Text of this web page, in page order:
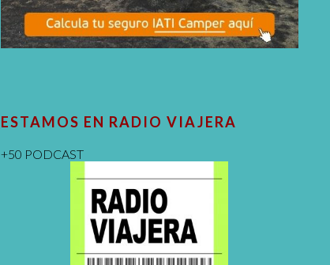
ESTAMOS EN RADIO VIAJERA
+50 PODCAST